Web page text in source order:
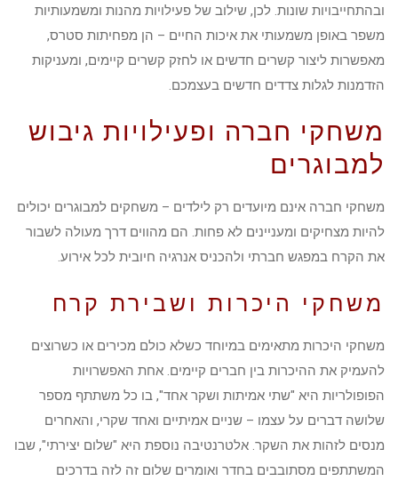
ובהתחייבויות שונות. לכן, שילוב של פעילויות מהנות ומשמעותיות
משפר באופן משמעותי את איכות החיים – הן מפחיתות סטרס,
מאפשרות ליצור קשרים חדשים או לחזק קשרים קיימים, ומעניקות
הזדמנות לגלות צדדים חדשים בעצמכם.
משחקי חברה ופעילויות גיבוש
למבוגרים
משחקי חברה אינם מיועדים רק לילדים – משחקים למבוגרים יכולים
להיות מצחיקים ומעניינים לא פחות. הם מהווים דרך מעולה לשבור
את הקרח במפגש חברתי ולהכניס אנרגיה חיובית לכל אירוע.
משחקי היכרות ושבירת קרח
משחקי היכרות מתאימים במיוחד כשלא כולם מכירים או כשרוצים
להעמיק את ההיכרות בין חברים קיימים. אחת האפשרויות
הפופולריות היא "שתי אמיתות ושקר אחד", בו כל משתתף מספר
שלושה דברים על עצמו – שניים אמיתיים ואחד שקרי, והאחרים
מנסים לזהות את השקר. אלטרנטיבה נוספת היא "שלום יצירתי", שבו
המשתתפים מסתובבים בחדר ואומרים שלום זה לזה בדרכים